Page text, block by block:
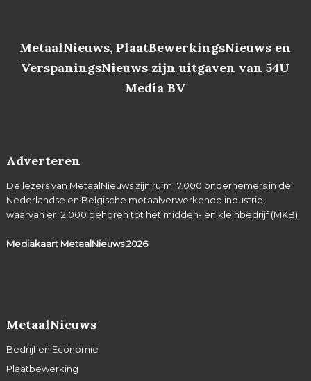
MetaalNieuws, PlaatBewerkingsNieuws en
VerspaningsNieuws zijn uitgaven van 54U
Media BV
Adverteren
De lezers van MetaalNieuws zijn ruim 17.000 ondernemers in de
Nederlandse en Belgische metaalverwerkende industrie,
waarvan er 12.000 behoren tot het midden- en kleinbedrijf (MKB).
Mediakaart MetaalNieuws2026
MetaalNieuws
Bedrijf en Economie
Plaatbewerking